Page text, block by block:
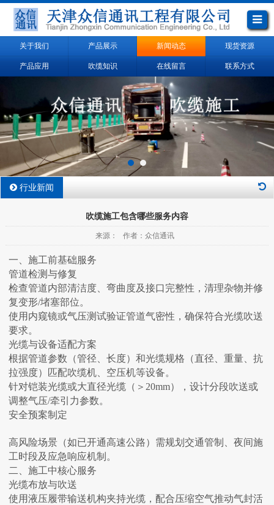
关于我们 产品展示 新闻动态 现货资源
产品应用 吹缆知识 在线留言 联系方式
行业新闻
吹缆施工包含哪些服务内容
来源： 作者：众信通讯
一、施工前基础服务
‌管道检测与修复‌
检查管道内部清洁度、弯曲度及接口完整性，清理杂物并修
复变形/堵塞部位‌。
使用内窥镜或气压测试验证管道气密性，确保符合光缆吹送
要求‌。
‌光缆与设备适配方案‌
根据管道参数（管径、长度）和光缆规格（直径、重量、抗
拉强度）匹配吹缆机、空压机等设备‌。
针对铠装光缆或大直径光缆（＞20mm），设计分段吹送或
调整气压/牵引力参数‌。
‌安全预案制定‌
高风险场景（如已开通高速公路）需规划交通管制、夜间施
工时段及应急响应机制‌。
二、施工中核心服务
‌光缆布放与吹送‌
使用液压履带输送机构夹持光缆，配合压缩空气推动气封活